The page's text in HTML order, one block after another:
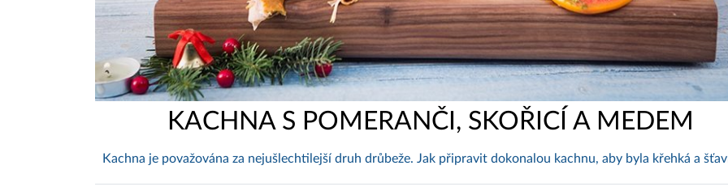
KACHNA S POMERANČI, SKOŘICÍ A MEDEM
Kachna je považována za nejušlechtilejší druh drůbeže. Jak připravit dokonalou kachnu, aby byla křehká a